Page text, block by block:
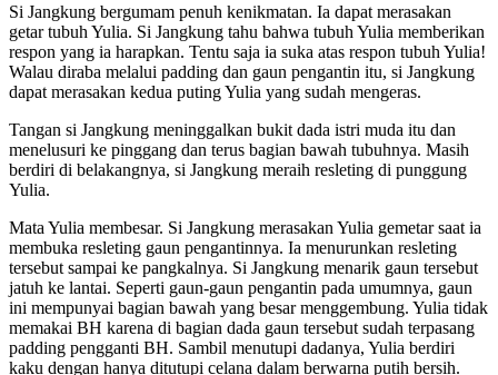
Si Jangkung bergumam penuh kenikmatan. Ia dapat merasakan
getar tubuh Yulia. Si Jangkung tahu bahwa tubuh Yulia memberikan
respon yang ia harapkan. Tentu saja ia suka atas respon tubuh Yulia!
Walau diraba melalui padding dan gaun pengantin itu, si Jangkung
dapat merasakan kedua puting Yulia yang sudah mengeras.
Tangan si Jangkung meninggalkan bukit dada istri muda itu dan
menelusuri ke pinggang dan terus bagian bawah tubuhnya. Masih
berdiri di belakangnya, si Jangkung meraih resleting di punggung
Yulia.
Mata Yulia membesar. Si Jangkung merasakan Yulia gemetar saat ia
membuka resleting gaun pengantinnya. Ia menurunkan resleting
tersebut sampai ke pangkalnya. Si Jangkung menarik gaun tersebut
jatuh ke lantai. Seperti gaun-gaun pengantin pada umumnya, gaun
ini mempunyai bagian bawah yang besar menggembung. Yulia tidak
memakai BH karena di bagian dada gaun tersebut sudah terpasang
padding pengganti BH. Sambil menutupi dadanya, Yulia berdiri
kaku dengan hanya ditutupi celana dalam berwarna putih bersih.